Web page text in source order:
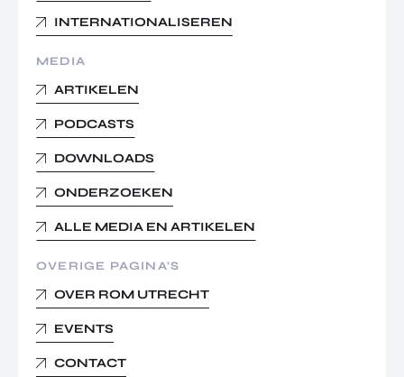
INTERNATIONALISEREN
MEDIA
ARTIKELEN
PODCASTS
DOWNLOADS
ONDERZOEKEN
ALLE MEDIA EN ARTIKELEN
OVERIGE PAGINA’S
OVER ROM UTRECHT
EVENTS
CONTACT